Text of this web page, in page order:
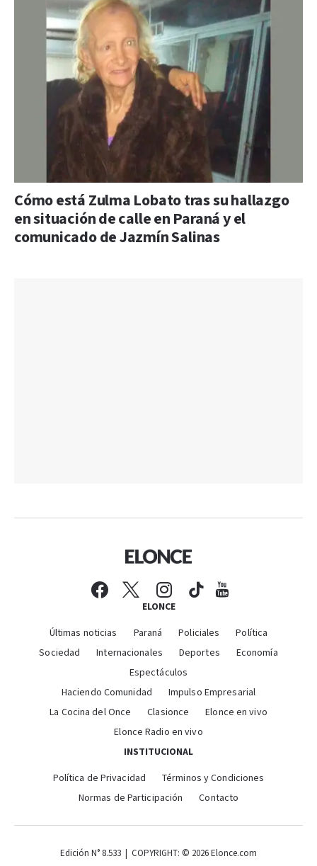
Cómo está Zulma Lobato tras su hallazgo
en situación de calle en Paraná y el
comunicado de Jazmín Salinas
ELONCE
Últimas noticias Paraná Policiales
Política
Sociedad
Internacionales Deportes
Economía
Espectáculos
Haciendo Comunidad
Impulso Empresarial
La Cocina del Once
Clasionce
Elonce en vivo
Elonce Radio en vivo
INSTITUCIONAL
Política de Privacidad
Términos y Condiciones
Normas de Participación
Contacto
Edición N° 8.533 | COPYRIGHT: © 2026 Elonce.com